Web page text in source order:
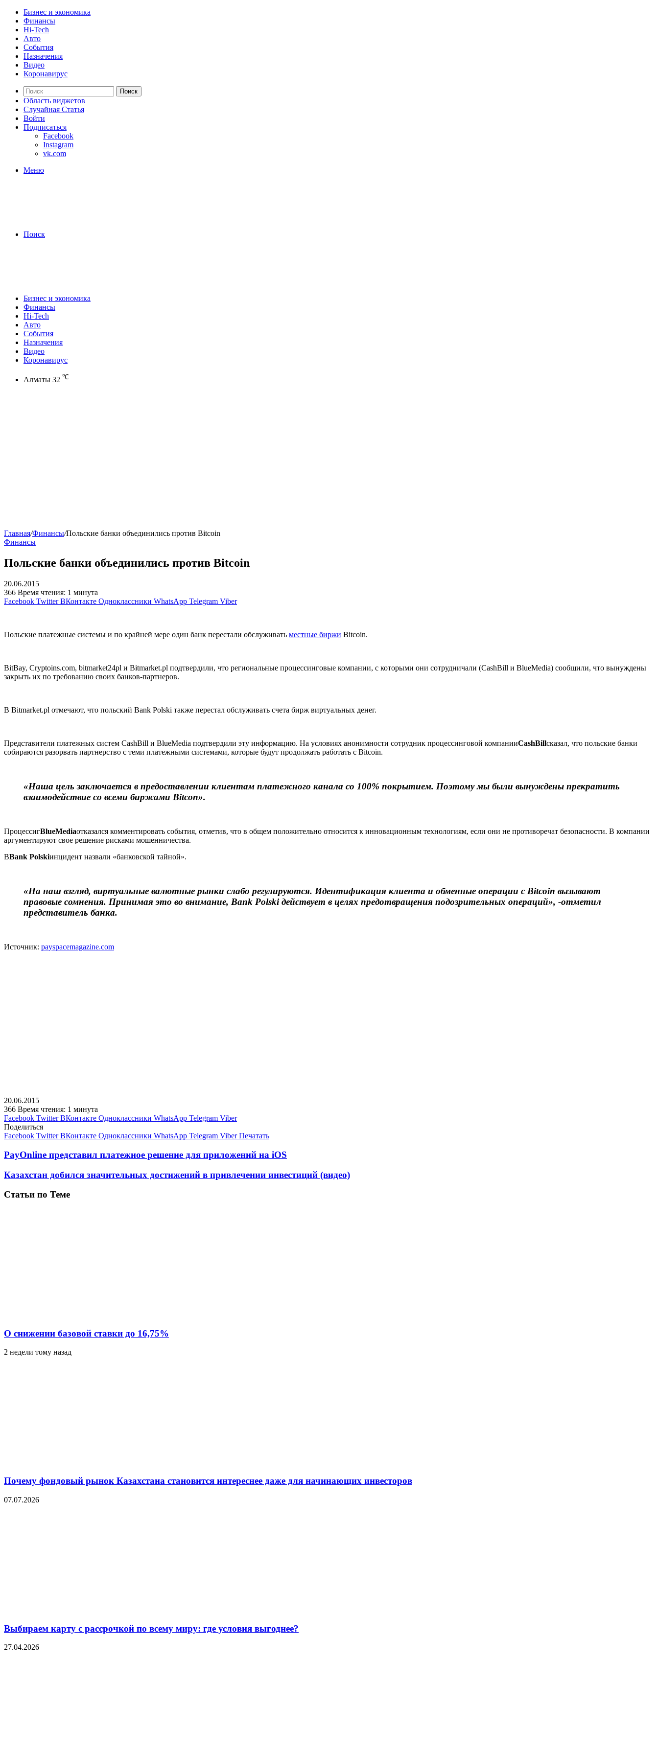
Бизнес и экономика
Финансы
Hi-Tech
Авто
События
Назначения
Видео
Коронавирус
Поиск
Область виджетов
Случайная Статья
Войти
Подписаться
Facebook
Instagram
vk.com
Меню
Поиск
Бизнес и экономика
Финансы
Hi-Tech
Авто
События
Назначения
Видео
Коронавирус
Алматы 32 ℃
Главная/Финансы/Польские банки объединились против Bitcoin
Финансы
Польские банки объединились против Bitcoin
20.06.2015
366 Время чтения: 1 минута
Facebook Twitter ВКонтакте Одноклассники WhatsApp Telegram Viber
Польские платежные системы и по крайней мере один банк перестали обслуживать местные биржи Bitcoin.
BitBay, Cryptoins.com, bitmarket24pl и Bitmarket.pl подтвердили, что региональные процессинговые компании, с которыми они сотрудничали (CashBill и BlueMedia) сообщили, что вынуждены
закрыть их по требованию своих банков-партнеров.
В Bitmarket.pl отмечают, что польский Bank Polski также перестал обслуживать счета бирж виртуальных денег.
Представители платежных систем CashBill и BlueMedia подтвердили эту информацию. На условиях анонимности сотрудник процессинговой компанииCashBillсказал, что польские банки
собираются разорвать партнерство с теми платежными системами, которые будут продолжать работать с Bitcoin.
«Наша цель заключается в предоставлении клиентам платежного канала со 100% покрытием. Поэтому мы были вынуждены прекратить
взаимодействие со всеми биржами Bitcon».
ПроцессигBlueMediaотказался комментировать события, отметив, что в общем положительно относится к инновационным технологиям, если они не противоречат безопасности. В компании
аргументируют свое решение рисками мошенничества.
ВBank Polskiинцидент назвали «банковской тайной».
«На наш взгляд, виртуальные валютные рынки слабо регулируются. Идентификация клиента и обменные операции с Bitcoin вызывают
правовые сомнения. Принимая это во внимание, Bank Polski действует в целях предотвращения подозрительных операций», -отметил
представитель банка.
Источник: payspacemagazine.com
20.06.2015
366 Время чтения: 1 минута
Facebook Twitter ВКонтакте Одноклассники WhatsApp Telegram Viber
Поделиться
Facebook Twitter ВКонтакте Одноклассники WhatsApp Telegram Viber Печатать
PayOnline представил платежное решение для приложений на iOS
Казахстан добился значительных достижений в привлечении инвестиций (видео)
Статьи по Теме
О снижении базовой ставки до 16,75%
2 недели тому назад
Почему фондовый рынок Казахстана становится интереснее даже для начинающих инвесторов
07.07.2026
Выбираем карту с рассрочкой по всему миру: где условия выгоднее?
27.04.2026